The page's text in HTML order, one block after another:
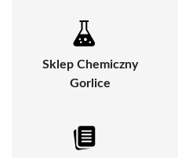
Sklep Chemiczny
Gorlice